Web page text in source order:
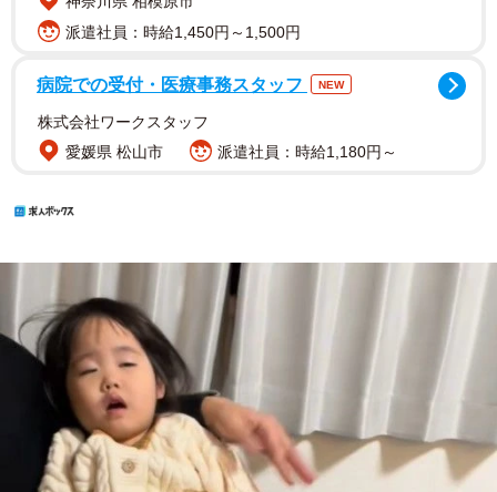
派遣社員：時給1,450円～1,500円
病院での受付・医療事務スタッフ NEW
株式会社ワークスタッフ
愛媛県 松山市
派遣社員：時給1,180円～